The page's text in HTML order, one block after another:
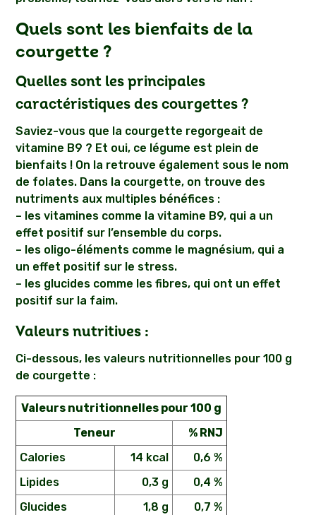
Quels sont les bienfaits de la
courgette ?
Quelles sont les principales
caractéristiques des courgettes ?
Saviez-vous que la courgette regorgeait de
vitamine B9 ? Et oui, ce légume est plein de
bienfaits ! On la retrouve également sous le nom
de folates. Dans la courgette, on trouve des
nutriments aux multiples bénéfices :
– les vitamines comme la vitamine B9, qui a un
effet positif sur l’ensemble du corps.
– les oligo-éléments comme le magnésium, qui a
un effet positif sur le stress.
– les glucides comme les fibres, qui ont un effet
positif sur la faim.
Valeurs nutritives :
Ci-dessous, les valeurs nutritionnelles pour 100 g
de courgette :
Valeurs nutritionnelles pour 100 g
Teneur
% RNJ
Calories
14 kcal
0,6 %
Lipides
0,3 g
0,4 %
Glucides
1,8 g
0,7 %